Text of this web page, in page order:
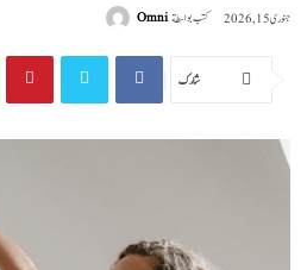
جنوری 15, 2026 كتب بواسطةOmni
شارك